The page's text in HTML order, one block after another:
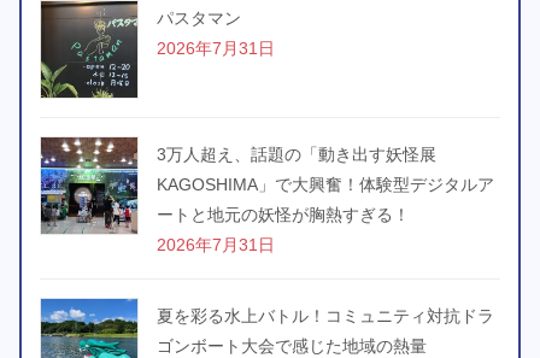
パスタマン
2026年7月31日
3万人超え、話題の「動き出す妖怪展
KAGOSHIMA」で大興奮！体験型デジタルア
ートと地元の妖怪が胸熱すぎる！
2026年7月31日
夏を彩る水上バトル！コミュニティ対抗ドラ
ゴンボート大会で感じた地域の熱量